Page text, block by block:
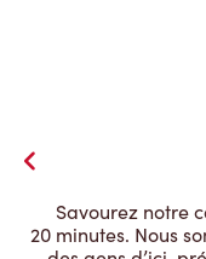
Savourez notre
20 minutes. Nous